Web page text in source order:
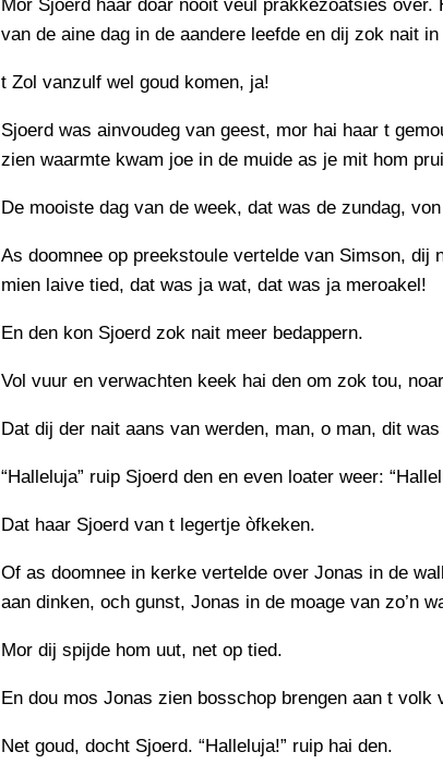
Mor Sjoerd haar doar nooit veul prakkezoatsies over.
van de aine dag in de aandere leefde en dij zok nait
t Zol vanzulf wel goud komen, ja!
Sjoerd was ainvoudeg van geest, mor hai haar t
zien waarmte kwam joe in de muide as je mit hom
De mooiste dag van de week, dat was de zundag,
As doomnee op preekstoule vertelde van Simson, dij
mien laive tied, dat was ja wat, dat was ja meroakel!
En den kon Sjoerd zok nait meer bedappern.
Vol vuur en verwachten keek hai den om zok tou,
Dat dij der nait aans van werden, man, o man, dit
“Halleluja” ruip Sjoerd den en even loater weer:
Dat haar Sjoerd van t legertje òfkeken.
Of as doomnee in kerke vertelde over Jonas in de
aan dinken, och gunst, Jonas in de moage van zo’n
Mor dij spijde hom uut, net op tied.
En dou mos Jonas zien bosschop brengen aan t volk
Net goud, docht Sjoerd. “Halleluja!” ruip hai den.